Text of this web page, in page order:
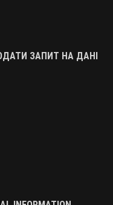
ЗАПИТ НА ДАНІ